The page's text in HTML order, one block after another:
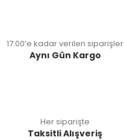
17:00’e kadar verilen siparişler
Aynı Gün Kargo
Her siparişte
Taksitli Alışveriş